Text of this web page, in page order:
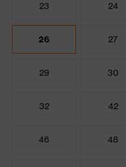
23 24
26 27
29 30
32 42
46 48